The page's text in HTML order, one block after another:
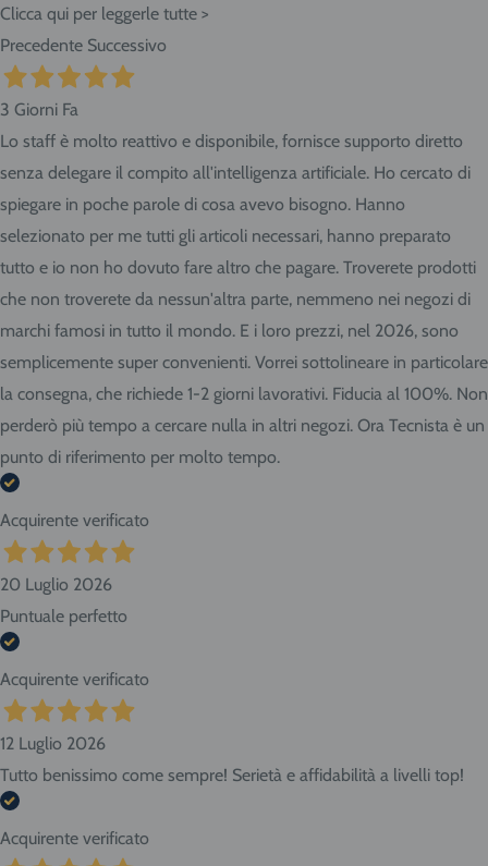
Clicca qui per leggerle tutte >
Precedente Successivo
3 Giorni Fa
Lo staff è molto reattivo e disponibile, fornisce supporto diretto
senza delegare il compito all'intelligenza artificiale. Ho cercato di
spiegare in poche parole di cosa avevo bisogno. Hanno
selezionato per me tutti gli articoli necessari, hanno preparato
tutto e io non ho dovuto fare altro che pagare. Troverete prodotti
che non troverete da nessun'altra parte, nemmeno nei negozi di
marchi famosi in tutto il mondo. E i loro prezzi, nel 2026, sono
semplicemente super convenienti. Vorrei sottolineare in particolare
la consegna, che richiede 1-2 giorni lavorativi. Fiducia al 100%. Non
perderò più tempo a cercare nulla in altri negozi. Ora Tecnista è un
punto di riferimento per molto tempo.
Acquirente verificato
20 Luglio 2026
Puntuale perfetto
Acquirente verificato
12 Luglio 2026
Tutto benissimo come sempre! Serietà e affidabilità a livelli top!
Acquirente verificato